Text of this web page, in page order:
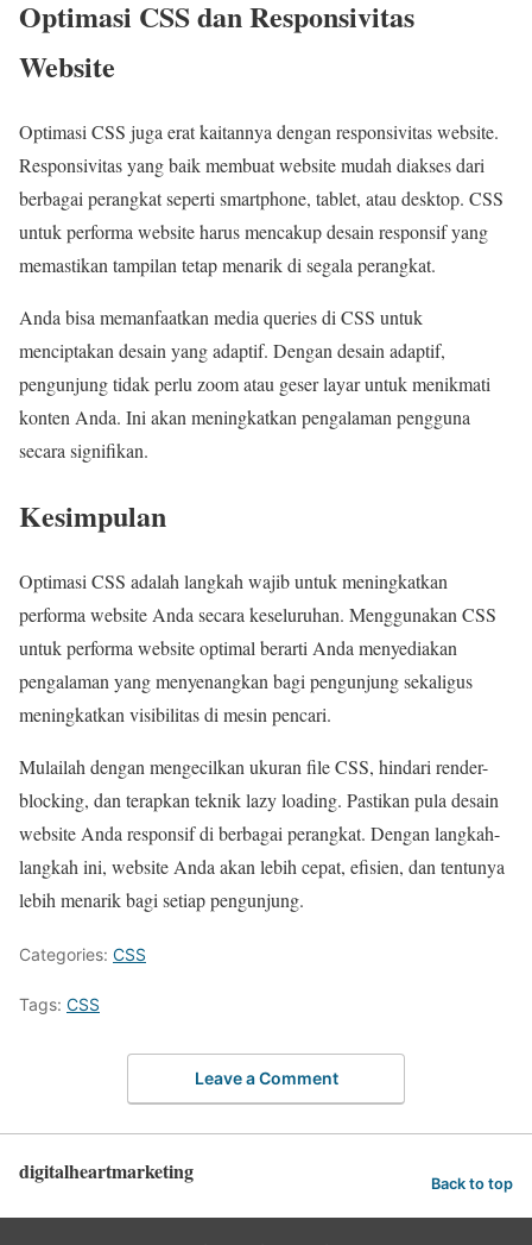
Optimasi CSS dan Responsivitas
Website
Optimasi CSS juga erat kaitannya dengan responsivitas website.
Responsivitas yang baik membuat website mudah diakses dari
berbagai perangkat seperti smartphone, tablet, atau desktop. CSS
untuk performa website harus mencakup desain responsif yang
memastikan tampilan tetap menarik di segala perangkat.
Anda bisa memanfaatkan media queries di CSS untuk
menciptakan desain yang adaptif. Dengan desain adaptif,
pengunjung tidak perlu zoom atau geser layar untuk menikmati
konten Anda. Ini akan meningkatkan pengalaman pengguna
secara signifikan.
Kesimpulan
Optimasi CSS adalah langkah wajib untuk meningkatkan
performa website Anda secara keseluruhan. Menggunakan CSS
untuk performa website optimal berarti Anda menyediakan
pengalaman yang menyenangkan bagi pengunjung sekaligus
meningkatkan visibilitas di mesin pencari.
Mulailah dengan mengecilkan ukuran file CSS, hindari render-
blocking, dan terapkan teknik lazy loading. Pastikan pula desain
website Anda responsif di berbagai perangkat. Dengan langkah-
langkah ini, website Anda akan lebih cepat, efisien, dan tentunya
lebih menarik bagi setiap pengunjung.
Categories: CSS
Tags: CSS
Leave a Comment
digitalheartmarketing Back to top